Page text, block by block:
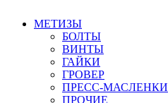
МЕТИЗЫ
БОЛТЫ
ВИНТЫ
ГАЙКИ
ГРОВЕР
ПРЕСС-МАСЛЕНКИ
ПРОЧИЕ